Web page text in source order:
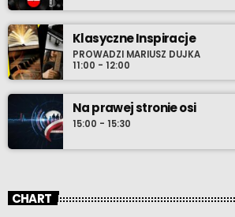
Klasyczne Inspiracje
PROWADZI MARIUSZ DUJKA
11:00 - 12:00
Na prawej stronie osi
15:00 - 15:30
CHART